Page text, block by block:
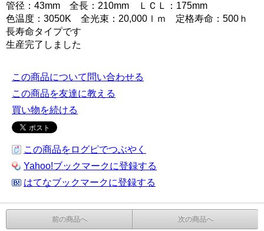
管径：43mm 全長：210mm ＬＣＬ：175mm
色温度：3050K 全光束：20,000ｌｍ 定格寿命：500ｈ
長寿命タイプです
生産完了しました
この商品について問い合わせる
この商品を友達に教える
買い物を続ける
この商品をログピでつぶやく
Yahoo!ブックマークに登録する
はてなブックマークに登録する
前の商品へ 次の商品へ